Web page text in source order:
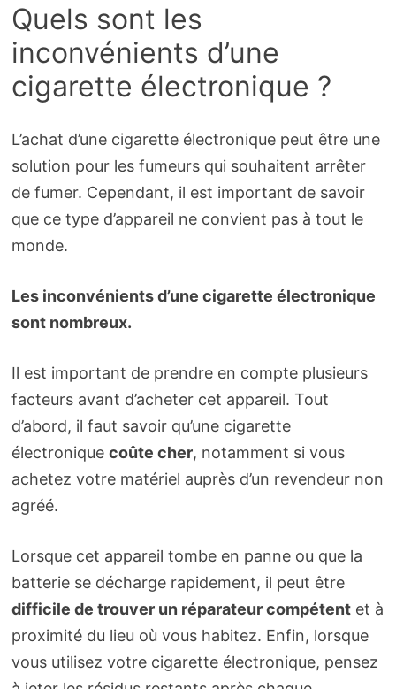
Quels sont les
inconvénients d’une
cigarette électronique ?
L’achat d’une cigarette électronique peut être une
solution pour les fumeurs qui souhaitent arrêter
de fumer. Cependant, il est important de savoir
que ce type d’appareil ne convient pas à tout le
monde.
Les inconvénients d’une cigarette électronique
sont nombreux.
Il est important de prendre en compte plusieurs
facteurs avant d’acheter cet appareil. Tout
d’abord, il faut savoir qu’une cigarette
électronique coûte cher, notamment si vous
achetez votre matériel auprès d’un revendeur non
agréé.
Lorsque cet appareil tombe en panne ou que la
batterie se décharge rapidement, il peut être
difficile de trouver un réparateur compétentet à
proximité du lieu où vous habitez. Enfin, lorsque
vous utilisez votre cigarette électronique, pensez